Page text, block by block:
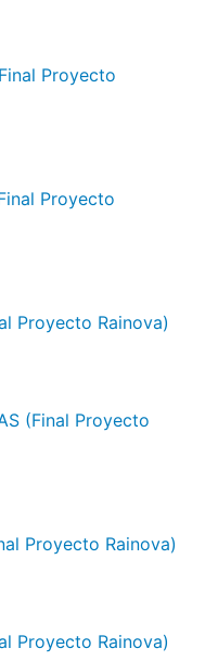
Proyecto
Proyecto
Proyecto Rainova)
(Final Proyecto
Proyecto Rainova)
Proyecto Rainova)